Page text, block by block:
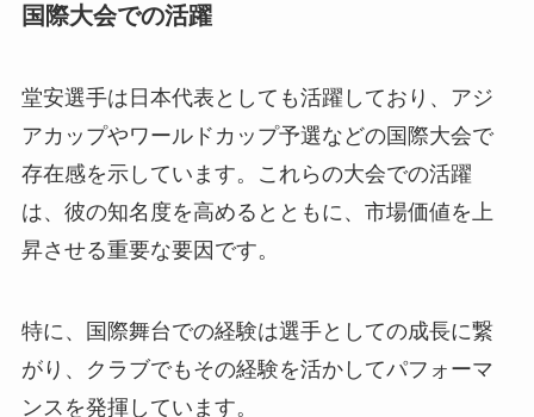
国際大会での活躍
堂安選手は日本代表としても活躍しており、アジ
アカップやワールドカップ予選などの国際大会で
存在感を示しています。これらの大会での活躍
は、彼の知名度を高めるとともに、市場価値を上
昇させる重要な要因です。
特に、国際舞台での経験は選手としての成長に繋
がり、クラブでもその経験を活かしてパフォーマ
ンスを発揮しています。